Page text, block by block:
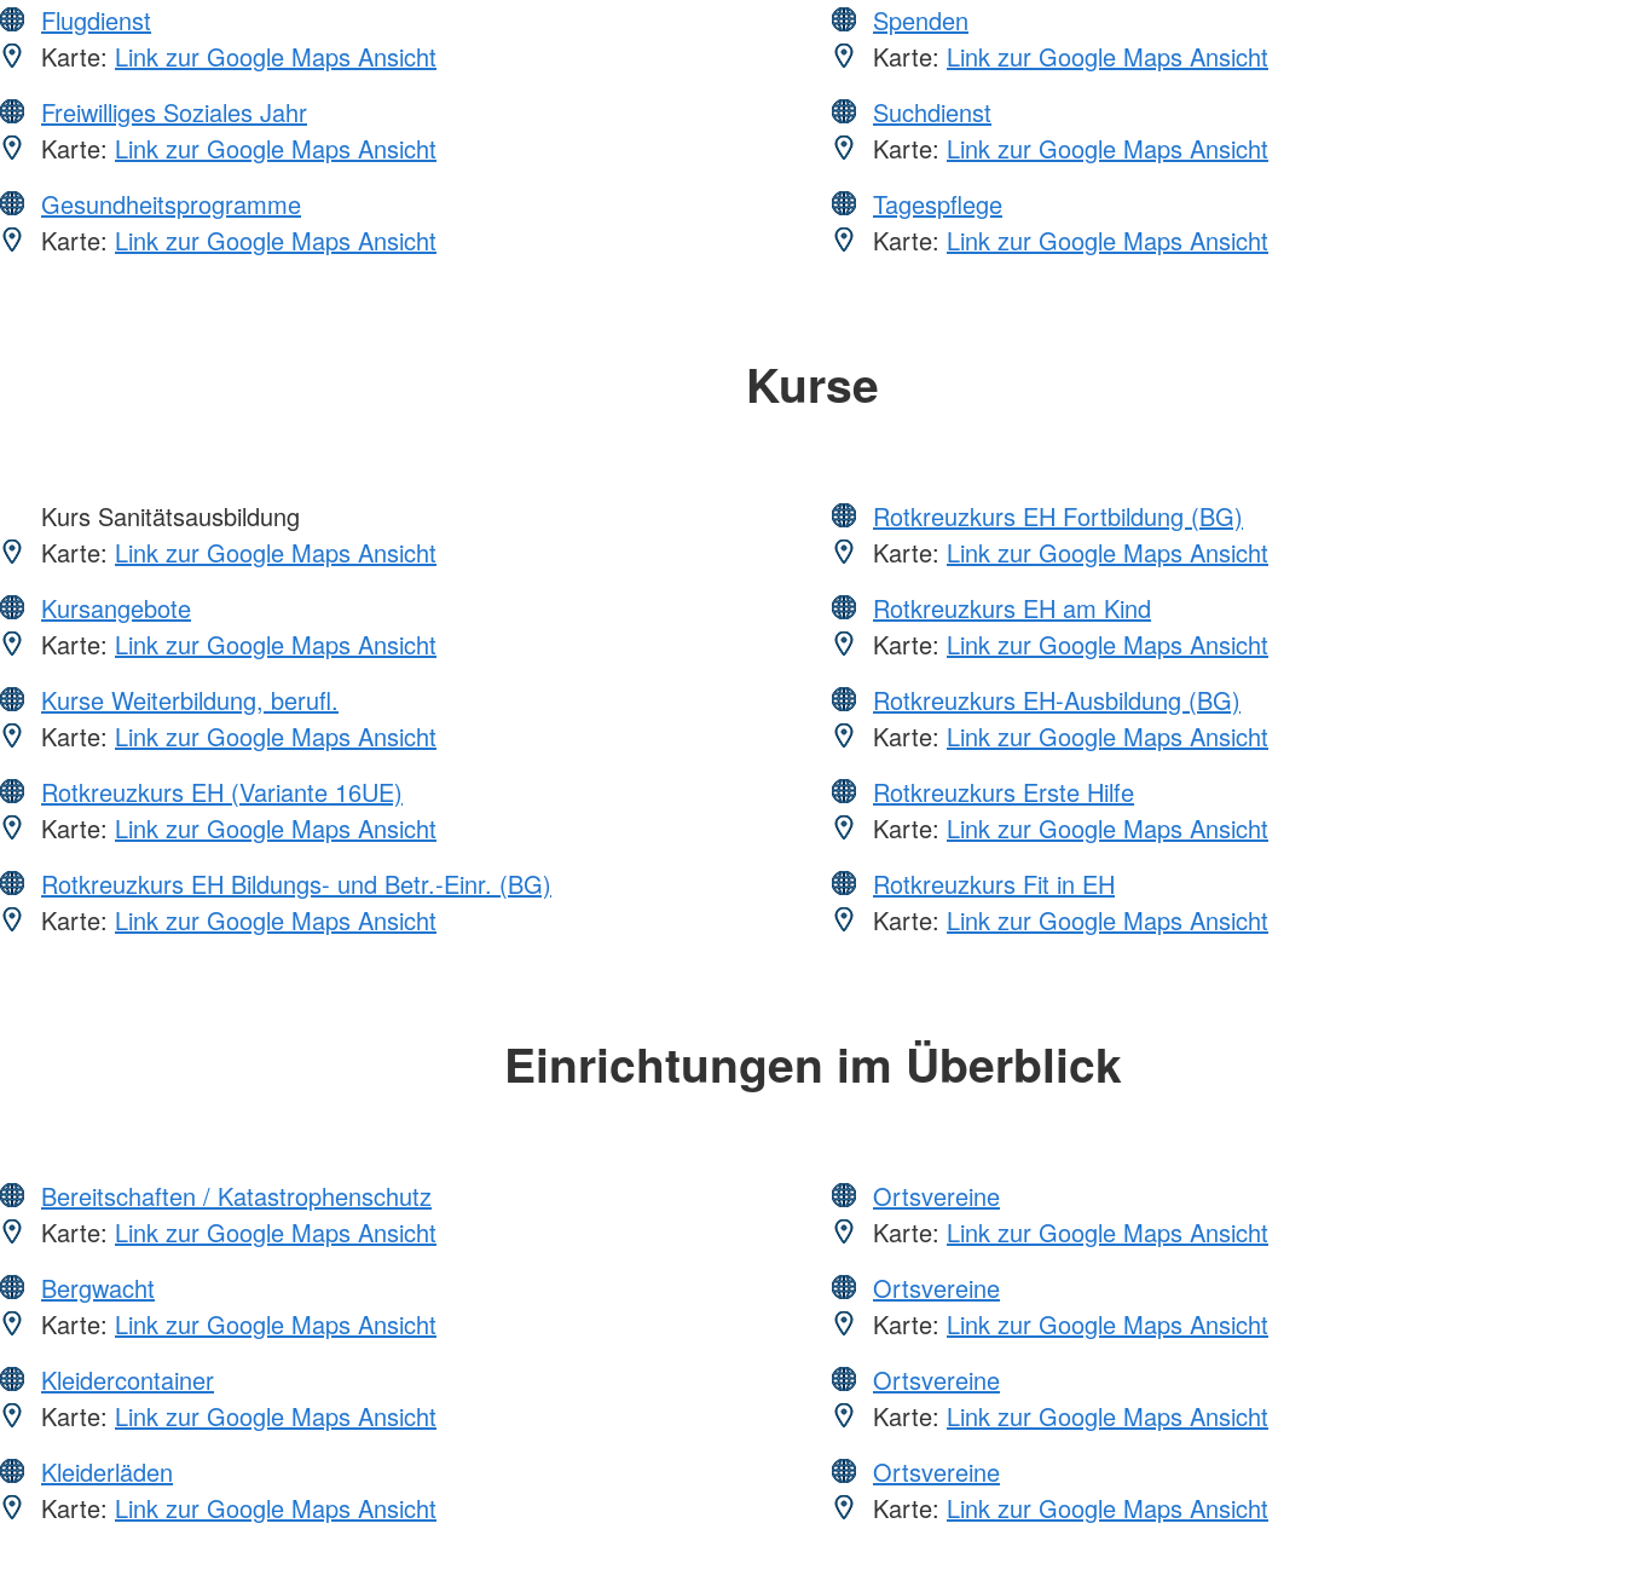
Flugdienst
Karte: Link zur Google Maps Ansicht
Freiwilliges Soziales Jahr
Karte: Link zur Google Maps Ansicht
Gesundheitsprogramme
Karte: Link zur Google Maps Ansicht
Spenden
Karte: Link zur Google Maps Ansicht
Suchdienst
Karte: Link zur Google Maps Ansicht
Tagespflege
Karte: Link zur Google Maps Ansicht
Kurse
Kurs Sanitätsausbildung
Karte: Link zur Google Maps Ansicht
Kursangebote
Karte: Link zur Google Maps Ansicht
Kurse Weiterbildung, berufl.
Karte: Link zur Google Maps Ansicht
Rotkreuzkurs EH (Variante 16UE)
Karte: Link zur Google Maps Ansicht
Rotkreuzkurs EH Bildungs- und Betr.-Einr. (BG)
Karte: Link zur Google Maps Ansicht
Rotkreuzkurs EH Fortbildung (BG)
Karte: Link zur Google Maps Ansicht
Rotkreuzkurs EH am Kind
Karte: Link zur Google Maps Ansicht
Rotkreuzkurs EH-Ausbildung (BG)
Karte: Link zur Google Maps Ansicht
Rotkreuzkurs Erste Hilfe
Karte: Link zur Google Maps Ansicht
Rotkreuzkurs Fit in EH
Karte: Link zur Google Maps Ansicht
Einrichtungen im Überblick
Bereitschaften / Katastrophenschutz
Karte: Link zur Google Maps Ansicht
Bergwacht
Karte: Link zur Google Maps Ansicht
Kleidercontainer
Karte: Link zur Google Maps Ansicht
Kleiderläden
Karte: Link zur Google Maps Ansicht
Ortsvereine
Karte: Link zur Google Maps Ansicht
Ortsvereine
Karte: Link zur Google Maps Ansicht
Ortsvereine
Karte: Link zur Google Maps Ansicht
Ortsvereine
Karte: Link zur Google Maps Ansicht